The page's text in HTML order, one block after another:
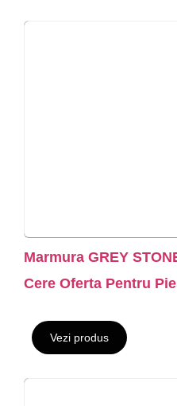
Marmura GREY
Cere Oferta Pentru
Vezi produs